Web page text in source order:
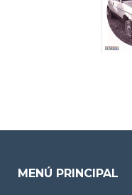
MENÚ PRINCIPAL